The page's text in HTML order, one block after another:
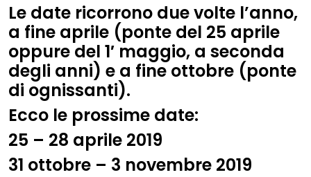
Le date ricorrono due volte l’anno,
a fine aprile (ponte del 25 aprile
oppure del 1′ maggio, a seconda
degli anni) e a fine ottobre (ponte
di ognissanti).
Ecco le prossime date:
25 – 28 aprile 2019
31 ottobre – 3 novembre 2019